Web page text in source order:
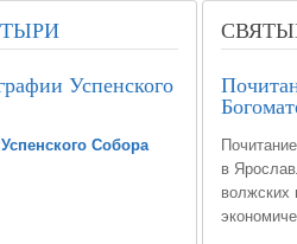
Успенского
Собора
в
волжских